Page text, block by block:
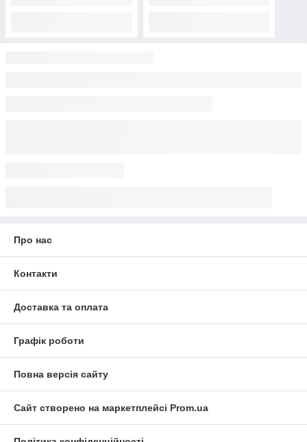
Про нас
Контакти
Доставка та оплата
Графік роботи
Повна версія сайту
Сайт створено на маркетплейсі Prom.ua